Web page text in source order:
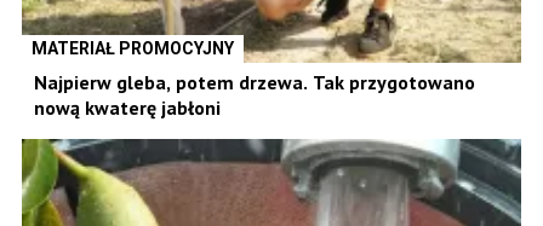
MATERIAŁ PROMOCYJNY
Najpierw gleba, potem drzewa. Tak przygotowano
nową kwaterę jabłoni